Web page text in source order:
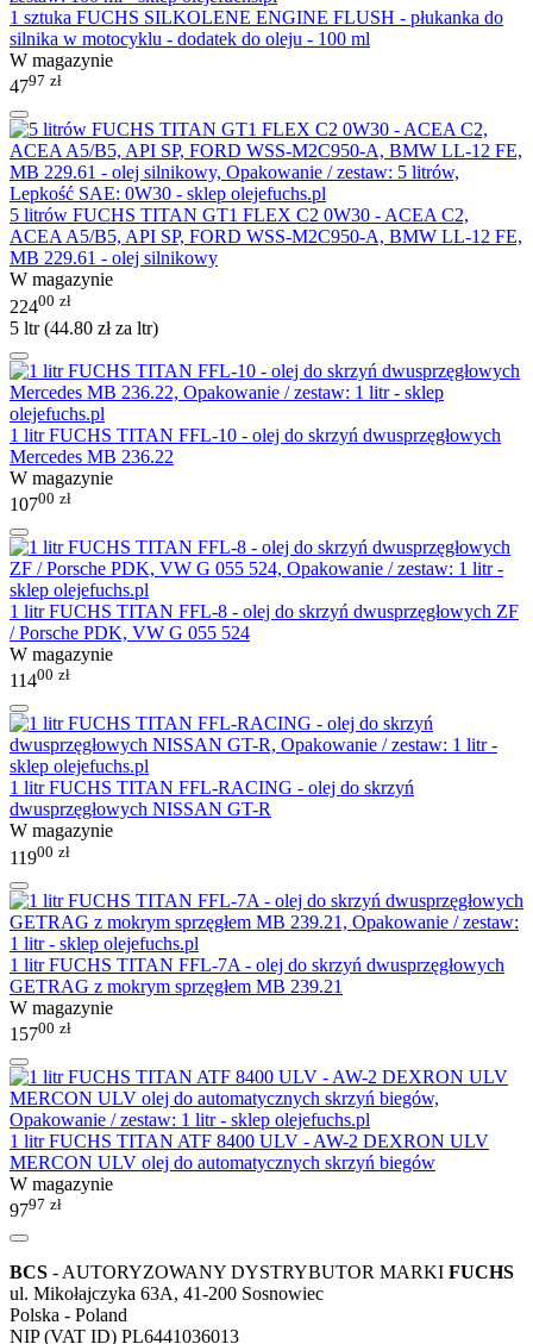
1 sztuka FUCHS SILKOLENE ENGINE FLUSH - płukanka do
silnika w motocyklu - dodatek do oleju - 100 ml
W magazynie
4797 zł
5 litrów FUCHS TITAN GT1 FLEX C2 0W30 - ACEA C2,
ACEA A5/B5, API SP, FORD WSS-M2C950-A, BMW LL-12 FE,
MB 229.61 - olej silnikowy
W magazynie
22400 zł
5 ltr (44.80 złza ltr)
1 litr FUCHS TITAN FFL-10 - olej do skrzyń dwusprzęgłowych
Mercedes MB 236.22
W magazynie
10700 zł
1 litr FUCHS TITAN FFL-8 - olej do skrzyń dwusprzęgłowych ZF
/ Porsche PDK, VW G 055 524
W magazynie
11400 zł
1 litr FUCHS TITAN FFL-RACING - olej do skrzyń
dwusprzęgłowych NISSAN GT-R
W magazynie
11900 zł
1 litr FUCHS TITAN FFL-7A - olej do skrzyń dwusprzęgłowych
GETRAG z mokrym sprzęgłem MB 239.21
W magazynie
15700 zł
1 litr FUCHS TITAN ATF 8400 ULV - AW-2 DEXRON ULV
MERCON ULV olej do automatycznych skrzyń biegów
W magazynie
9797 zł
BCS - AUTORYZOWANY DYSTRYBUTOR MARKI FUCHS
ul. Mikołajczyka 63A, 41-200 Sosnowiec
Polska - Poland
NIP (VAT ID) PL6441036013